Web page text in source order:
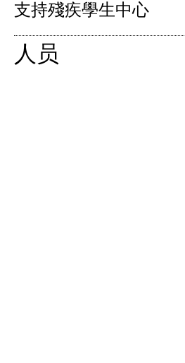
支持殘疾學生中心
人员